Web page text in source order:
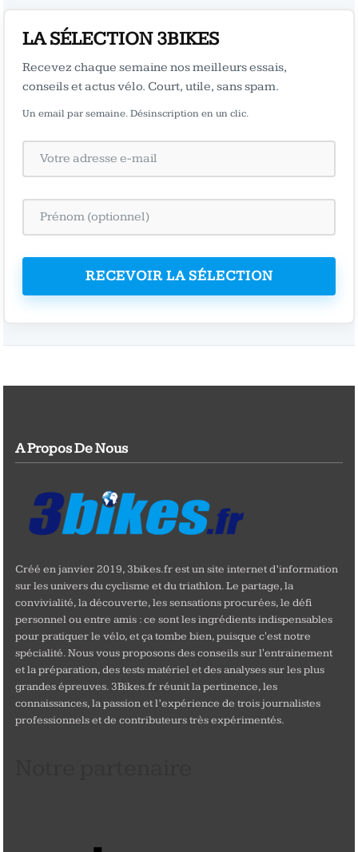
LA SÉLECTION 3BIKES
Recevez chaque semaine nos meilleurs essais,
conseils et actus vélo. Court, utile, sans spam.
Un email par semaine. Désinscription en un clic.
RECEVOIR LA SÉLECTION
A Propos De Nous
Créé en janvier 2019, 3bikes.fr est un site internet d’information
sur les univers du cyclisme et du triathlon. Le partage, la
convivialité, la découverte, les sensations procurées, le défi
personnel ou entre amis : ce sont les ingrédients indispensables
pour pratiquer le vélo, et ça tombe bien, puisque c'est notre
spécialité. Nous vous proposons des conseils sur l'entrainement
et la préparation, des tests matériel et des analyses sur les plus
grandes épreuves. 3Bikes.fr réunit la pertinence, les
connaissances, la passion et l’expérience de trois journalistes
professionnels et de contributeurs très expérimentés.